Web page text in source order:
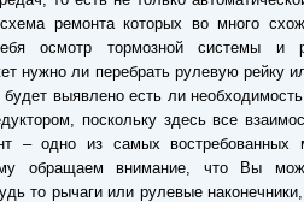
ремонта которых во много
осмотр тормозной системы и
нужно ли перебрать рулевую рейку
выявлено есть ли
поскольку здесь все
– одно из самых востребованных
обращаем внимание, что Вы
то рычаги или рулевые